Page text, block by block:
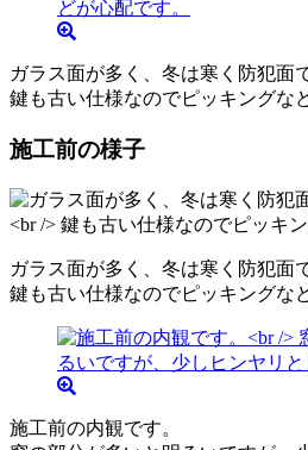
ガラス面が多く、冬は寒く防犯面
鍵も古い仕様なのでピッキングな
施工前の様子
ガラス面が多く、冬は寒く防犯面
鍵も古い仕様なのでピッキングな
施工前の内観です。